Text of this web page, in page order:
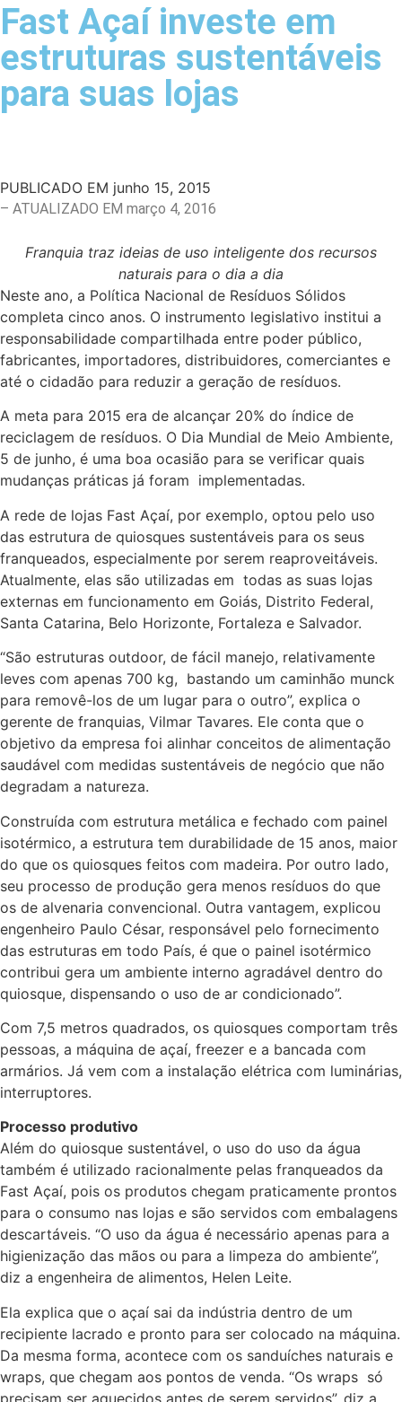
Fast Açaí investe em
estruturas sustentáveis
para suas lojas
PUBLICADO EM junho 15, 2015
– ATUALIZADO EM março 4, 2016
Franquia traz ideias de uso inteligente dos recursos
naturais para o dia a dia
Neste ano, a Política Nacional de Resíduos Sólidos
completa cinco anos. O instrumento legislativo institui a
responsabilidade compartilhada entre poder público,
fabricantes, importadores, distribuidores, comerciantes e
até o cidadão para reduzir a geração de resíduos.
A meta para 2015 era de alcançar 20% do índice de
reciclagem de resíduos. O Dia Mundial de Meio Ambiente,
5 de junho, é uma boa ocasião para se verificar quais
mudanças práticas já foram implementadas.
A rede de lojas Fast Açaí, por exemplo, optou pelo uso
das estrutura de quiosques sustentáveis para os seus
franqueados, especialmente por serem reaproveitáveis.
Atualmente, elas são utilizadas em todas as suas lojas
externas em funcionamento em Goiás, Distrito Federal,
Santa Catarina, Belo Horizonte, Fortaleza e Salvador.
“São estruturas outdoor, de fácil manejo, relativamente
leves com apenas 700 kg, bastando um caminhão munck
para removê-los de um lugar para o outro”, explica o
gerente de franquias, Vilmar Tavares. Ele conta que o
objetivo da empresa foi alinhar conceitos de alimentação
saudável com medidas sustentáveis de negócio que não
degradam a natureza.
Construída com estrutura metálica e fechado com painel
isotérmico, a estrutura tem durabilidade de 15 anos, maior
do que os quiosques feitos com madeira. Por outro lado,
seu processo de produção gera menos resíduos do que
os de alvenaria convencional. Outra vantagem, explicou
engenheiro Paulo César, responsável pelo fornecimento
das estruturas em todo País, é que o painel isotérmico
contribui gera um ambiente interno agradável dentro do
quiosque, dispensando o uso de ar condicionado”.
Com 7,5 metros quadrados, os quiosques comportam três
pessoas, a máquina de açaí, freezer e a bancada com
armários. Já vem com a instalação elétrica com luminárias,
interruptores.
Processo produtivo
Além do quiosque sustentável, o uso do uso da água
também é utilizado racionalmente pelas franqueados da
Fast Açaí, pois os produtos chegam praticamente prontos
para o consumo nas lojas e são servidos com embalagens
descartáveis. “O uso da água é necessário apenas para a
higienização das mãos ou para a limpeza do ambiente”,
diz a engenheira de alimentos, Helen Leite.
Ela explica que o açaí sai da indústria dentro de um
recipiente lacrado e pronto para ser colocado na máquina.
Da mesma forma, acontece com os sanduíches naturais e
wraps, que chegam aos pontos de venda. “Os wraps só
precisam ser aquecidos antes de serem servidos”, diz a